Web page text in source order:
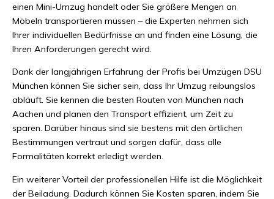
einen Mini-Umzug handelt oder Sie größere Mengen an
Möbeln transportieren müssen – die Experten nehmen sich
Ihrer individuellen Bedürfnisse an und finden eine Lösung, die
Ihren Anforderungen gerecht wird.
Dank der langjährigen Erfahrung der Profis bei Umzügen DSU
München können Sie sicher sein, dass Ihr Umzug reibungslos
abläuft. Sie kennen die besten Routen von München nach
Aachen und planen den Transport effizient, um Zeit zu
sparen. Darüber hinaus sind sie bestens mit den örtlichen
Bestimmungen vertraut und sorgen dafür, dass alle
Formalitäten korrekt erledigt werden.
Ein weiterer Vorteil der professionellen Hilfe ist die Möglichkeit
der Beiladung. Dadurch können Sie Kosten sparen, indem Sie